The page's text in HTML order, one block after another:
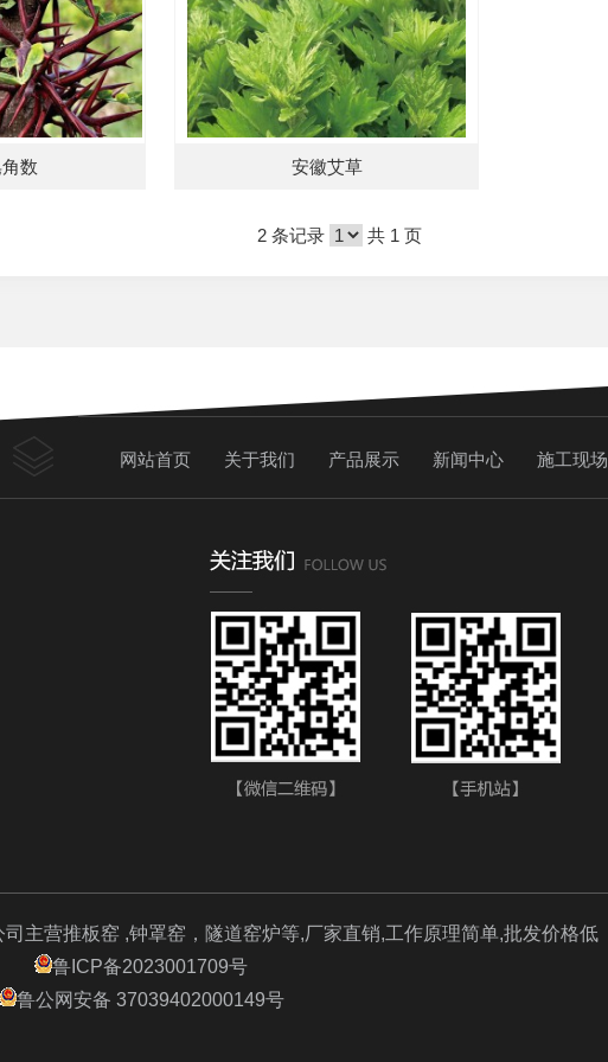
数 安徽艾草
2 条记录 共 1 页
网站首页 关于我们 产品展示 新闻中心 施工现场
主营推板窑 ,钟罩窑，隧道窑炉等,厂家直销,工作原理简单,批发价格低
鲁ICP备2023001709号
鲁公网安备 37039402000149号